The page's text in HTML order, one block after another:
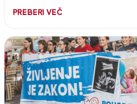
PREBERI VEČ